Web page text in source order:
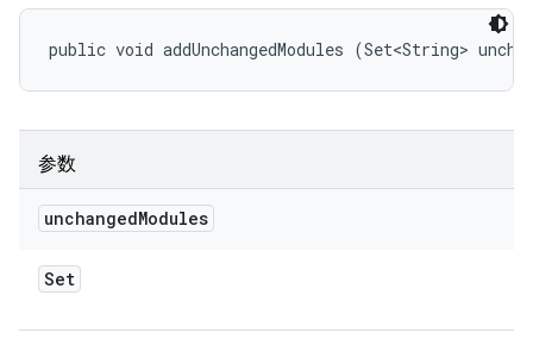
public void addUnchangedModules (Set<String>
参数
unchangedModules
Set